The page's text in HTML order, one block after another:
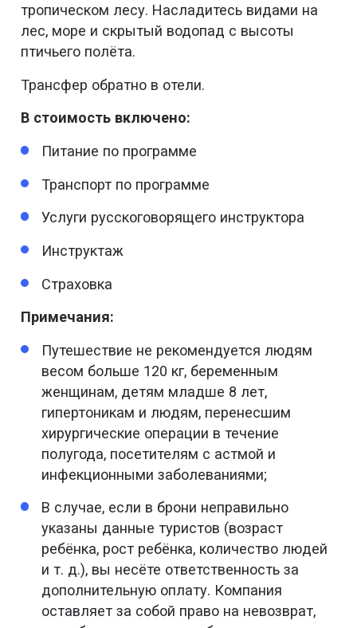
тропическом лесу. Насладитесь видами на
лес, море и скрытый водопад с высоты
птичьего полёта.
Трансфер обратно в отели.
В стоимость включено:
Питание по программе
Транспорт по программе
Услуги русскоговорящего инструктора
Инструктаж
Страховка
Примечания:
Путешествие не рекомендуется людям
весом больше 120 кг, беременным
женщинам, детям младше 8 лет,
гипертоникам и людям, перенесшим
хирургические операции в течение
полугода, посетителям с астмой и
инфекционными заболеваниями;
В случае, если в брони неправильно
указаны данные туристов (возраст
ребёнка, рост ребёнка, количество людей
и т. д.), вы несёте ответственность за
дополнительную оплату. Компания
оставляет за собой право на невозврат,